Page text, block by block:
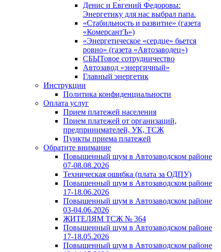
Денис и Евгений Федоровы:
Энергетику для нас выбрал папа.
«Стабильность и развитие» (газета
«КомерсантЪ»)
«Энергетическое «сердце» бьется
ровно» (газета «Автозаводец»)
СБЫТовое сотрудничество
Автозавод «энергичный»
Главный энергетик
Инструкции
Политика конфиденциальности
Оплата услуг
Прием платежей населения
Прием платежей от организаций,
предпринимателей, УК, ТСЖ
Пункты приема платежей
Обратите внимание
Повышенный шум в Автозаводском районе
07-08.08.2026
Техническая ошибка (плата за ОДПУ)
Повышенный шум в Автозаводском районе
17-18.06.2026
Повышенный шум в Автозаводском районе
03-04.06.2026
ЖИТЕЛЯМ ТСЖ № 364
Повышенный шум в Автозаводском районе
17-18.05.2026
Повышенный шум в Автозаводском районе